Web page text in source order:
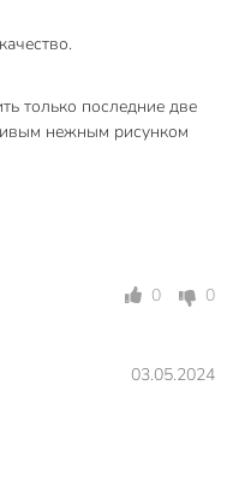
закусочный
десертный
с цветами
только последние две
нежным рисунком
0 0
03.05.2024